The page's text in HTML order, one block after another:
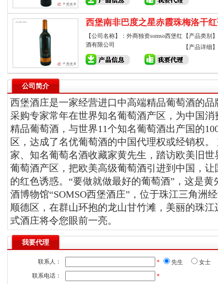
西堡南非巴度之星赤霞珠梅洛干
【公司名称】：外商独资somso西堡红
酒有限公司
【产品类别
【产品详细
公司简介
西堡酒庄是一家经营进口中高端精品葡萄酒的
采购专家常年在世界知名葡萄酒产区，为中国
精品葡萄酒，与世界11个知名葡萄酒出产国的
区，达成了名优葡萄酒的中国代理权或经销权
家、知名葡萄名酒收藏家黄先生，踏访欧美旧
葡萄酒产区，把欧美高级葡萄酒引进到中国，
的红色诱惑。“要做就做最好的葡萄酒”，这是
酒博物馆“SOMSO西堡酒庄”，位于珠江三角洲
顺德区，在群山环抱的龙山甘竹滩，美丽的珠
式酒庄将令您眼前一亮。
我要代理
联系人： * 先生
女士
联系电话：
*